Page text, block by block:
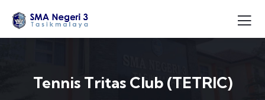
Tennis Tritas Club (TETRIC)